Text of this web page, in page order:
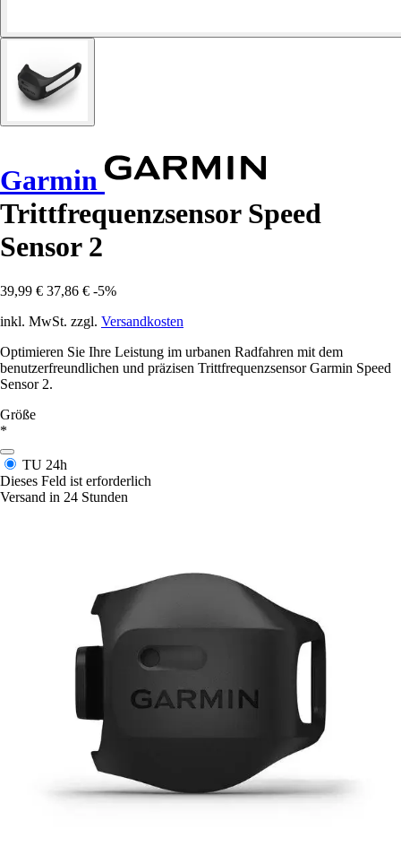
Garmin
Trittfrequenzsensor Speed
Sensor 2
39,99 € 37,86 € -5%
inkl. MwSt. zzgl. Versandkosten
Optimieren Sie Ihre Leistung im urbanen Radfahren mit dem
benutzerfreundlichen und präzisen Trittfrequenzsensor Garmin Speed
Sensor 2.
Größe
*
TU 24h
Dieses Feld ist erforderlich
Versand in 24 Stunden